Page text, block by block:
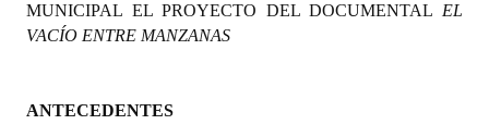
LEGISLACIÓN
MUNICIPAL EL PROYECTO DEL DOCUMENTAL EL
VACÍO ENTRE MANZANAS
ANTECEDENTES